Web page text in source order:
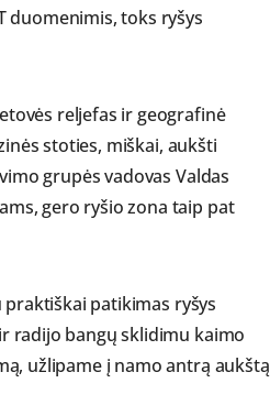
duomenimis, toks ryšys
reljefas ir geografinė
stoties, miškai, aukšti
grupės vadovas Valdas
gero ryšio zona taip pat
praktiškai patikimas ryšys
radijo bangų sklidimu kaimo
užlipame į namo antrą aukštą